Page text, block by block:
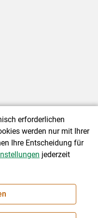
|Barrierefreiheit|
erforderlichen
werden nur mit Ihrer
Ihre Entscheidung für
jederzeit